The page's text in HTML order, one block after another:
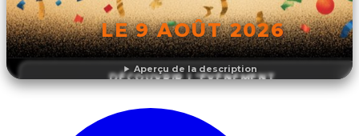
Aperçu de la description
LE 9 AOÛT 2026
DÉCOUVRIR L'ÉVÉNEMENT